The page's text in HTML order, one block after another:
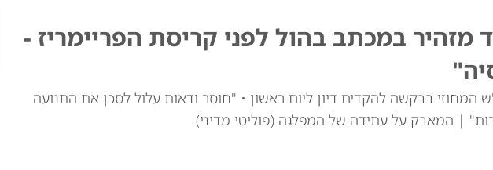
מזהיר במכתב בהול לפני קריסת הפריימריז -
המחוזי בבקשה להקדים דיון ליום ראשון • "חוסר ודאות עלול לסכן את התנועה
| המאבק על עתידה של המפלגה (פוליטי מדיני)